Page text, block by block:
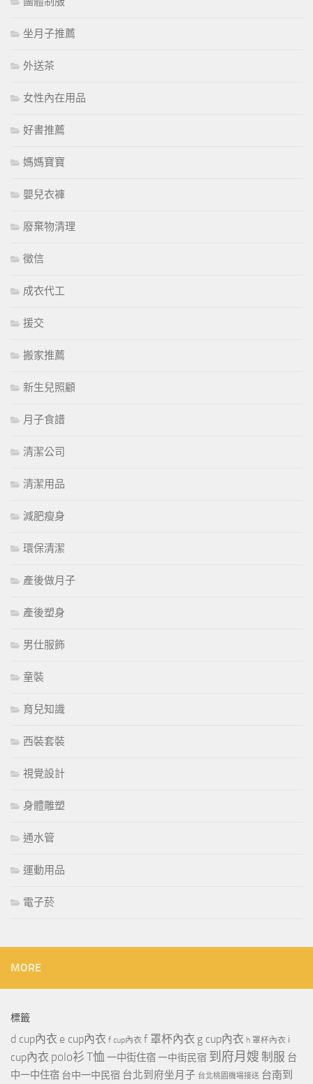
坐月子推薦
外送茶
女性內在用品
好書推薦
媽媽寶寶
嬰兒衣褲
廢棄物清理
徵信
成衣代工
援交
搬家推薦
新生兒照顧
月子食譜
清潔公司
清潔用品
減肥瘦身
環保清潔
產後做月子
產後塑身
男仕服飾
童裝
育兒知識
西裝套裝
視覺設計
身體雕塑
通水管
運動用品
電子菸
MORE
標籤
d cup內衣 e cup內衣 f cup內衣 f 罩杯內衣 g cup內衣 h 罩杯內衣 i
cup內衣 polo衫 T恤 一中街住宿一中街民宿 到府月嫂 制服 台
中一中住宿 台中一中民宿 台北到府坐月子 台北桃園機場接送 台南到